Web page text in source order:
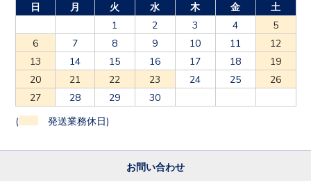
日
月 火 水 木 金
土
1
2 3 4
5
6
7 8 9 10 11
12
13
14 15 16 17 18
19
20
21 22 23 24 25
26
27
28 29 30
( 発送業務休日)
お問い合わせ